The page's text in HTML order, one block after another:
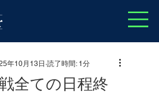
全ての日程終
年10月13日 読了時間: 1分